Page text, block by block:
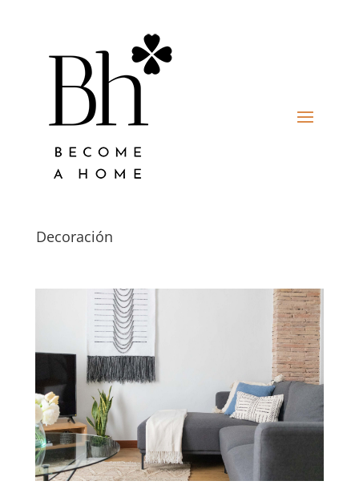
Decoración